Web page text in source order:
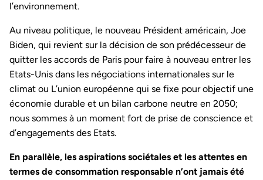
l’environnement.
Au niveau politique, le nouveau Président américain, Joe
Biden, qui revient sur la décision de son prédécesseur de
quitter les accords de Paris pour faire à nouveau entrer les
Etats-Unis dans les négociations internationales sur le
climat ou L’union européenne qui se fixe pour objectif une
économie durable et un bilan carbone neutre en 2050;
nous sommes à un moment fort de prise de conscience et
d’engagements des Etats.
En parallèle, les aspirations sociétales et les attentes en
termes de consommation responsable n’ont jamais été